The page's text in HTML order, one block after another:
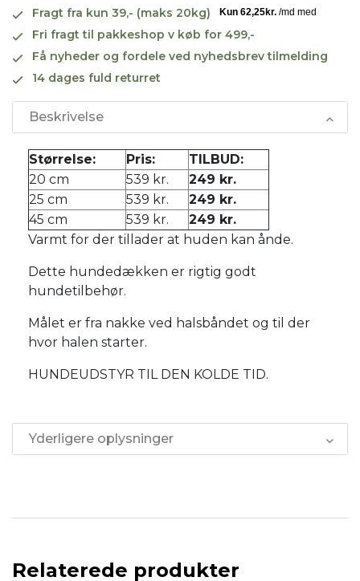
Fragt fra kun 39,- (maks 20kg)
Fri fragt til pakkeshop v køb for 499,-
Få nyheder og fordele ved nyhedsbrev tilmelding
14 dages fuld returret
Beskrivelse
Størrelse: Pris:
TILBUD:
20 cm
539 kr.
249 kr.
25 cm
539 kr.
249 kr.
45 cm
539 kr.
249 kr.
Varmt for der tillader at huden kan ånde.
Dette hundedækken er rigtig godt
hundetilbehør.
Målet er fra nakke ved halsbåndet og til der
hvor halen starter.
HUNDEUDSTYR TIL DEN KOLDE TID.
Yderligere oplysninger
Relaterede produkter